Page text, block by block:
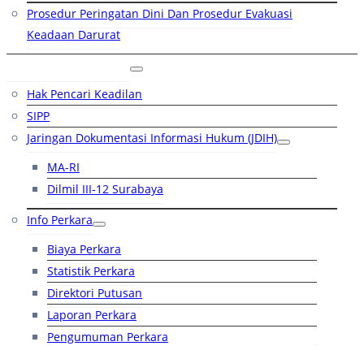
Prosedur Peringatan Dini Dan Prosedur Evakuasi
Keadaan Darurat
Hak Pencari Keadilan
SIPP
Jaringan Dokumentasi Informasi Hukum (JDIH)
MA-RI
Dilmil III-12 Surabaya
Info Perkara
Biaya Perkara
Statistik Perkara
Direktori Putusan
Laporan Perkara
Pengumuman Perkara